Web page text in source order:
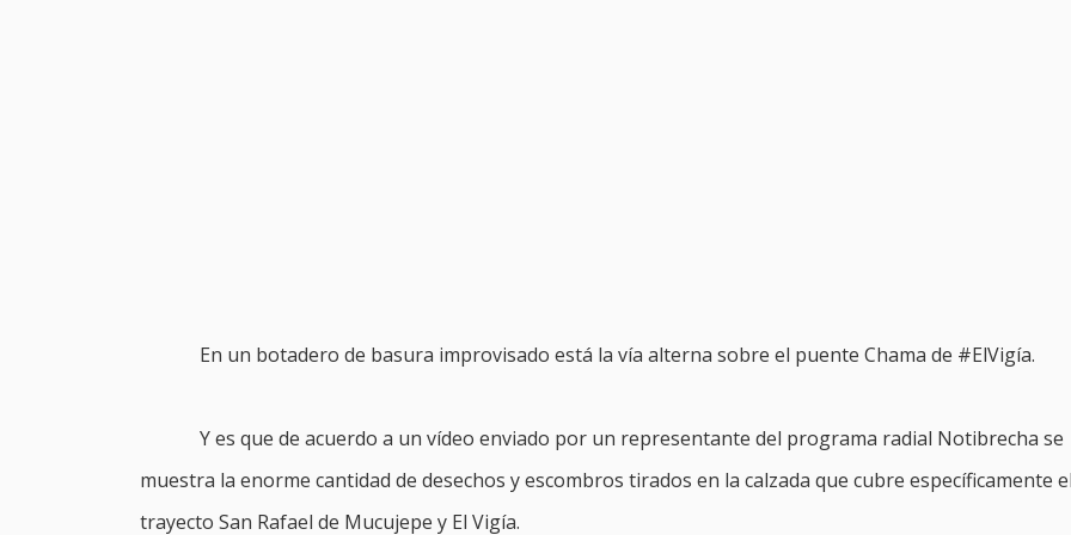
En un botadero de basura improvisado está la vía alterna sobre el puente Chama de #ElVigía.
Y es que de acuerdo a un vídeo enviado por un representante del programa radial Notibrecha se
muestra la enorme cantidad de desechos y escombros tirados en la calzada que cubre específicamente
trayecto San Rafael de Mucujepe y El Vigía.